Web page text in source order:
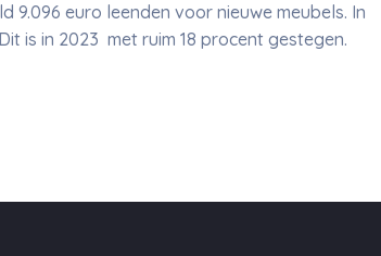
euro leenden voor nieuwe meubels. In
is in 2023 met ruim 18 procent gestegen.